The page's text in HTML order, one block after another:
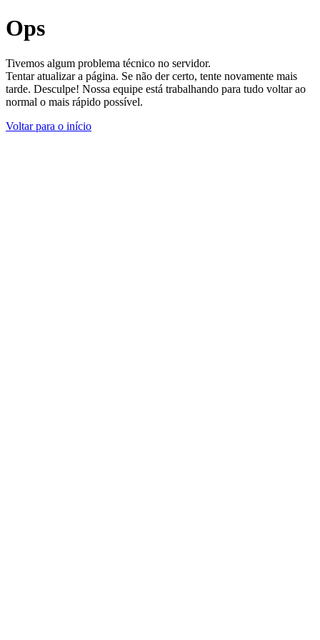
Ops
Tivemos algum problema técnico no servidor.
Tentar atualizar a página. Se não der certo, tente novamente mais
tarde. Desculpe! Nossa equipe está trabalhando para tudo voltar ao
normal o mais rápido possível.
Voltar para o início